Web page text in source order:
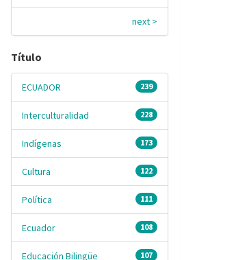
next >
Título
239
ECUADOR
228
Interculturalidad
173
Indígenas
122
Cultura
111
Política
108
Ecuador
107
Educación Bilingüe